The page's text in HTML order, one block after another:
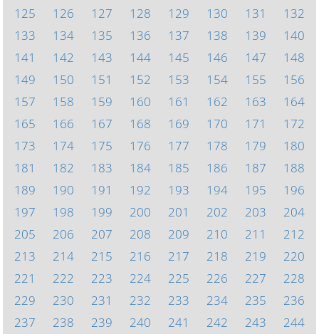
125
126 127 128 129 130 131
132
133
134 135 136 137 138 139
140
141
142 143 144 145 146 147
148
149
150 151 152 153 154 155
156
157
158 159 160 161 162 163
164
165
166 167 168 169 170 171
172
173
174 175 176 177 178 179
180
181
182 183 184 185 186 187
188
189
190 191 192 193 194 195
196
197
198 199 200 201 202 203
204
205
206 207 208 209 210 211
212
213
214 215 216 217 218 219
220
221
222 223 224 225 226 227
228
229
230 231 232 233 234 235
236
237
238 239 240 241 242 243
244